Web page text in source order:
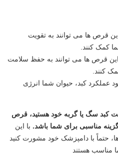
قرص ها می توانند به تقویت
کمک کنند.
این قرص ها می توانند به حفظ سلامت
کنند.
عملکرد کبد، حیوان شما انرژی
کبد سگ یا گربه خود هستید، قرص
مناسبی برای شما باشد. با این
حتماً با دامپزشک خود مشورت کنید
مناسب هستند